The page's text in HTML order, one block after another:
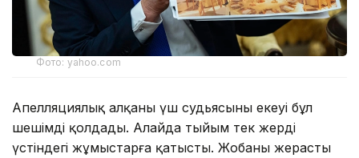
Фото: yahoo.com
Апелляциялық алқаның үш судьясының екеуі бұл
шешімді қолдады. Алайда тыйым тек жердің
үстіндегі жұмыстарға қатысты. Жобаның жерасты